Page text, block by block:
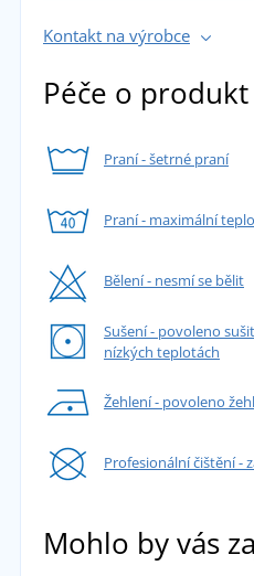
Kontakt na výrobce
Péče o produkt
Praní - šetrné praní
Praní - maximální
Bělení - nesmí se bělit
Sušení - povoleno
nízkých teplotách
Žehlení - povoleno
Profesionální čištění -
Mohlo by vás